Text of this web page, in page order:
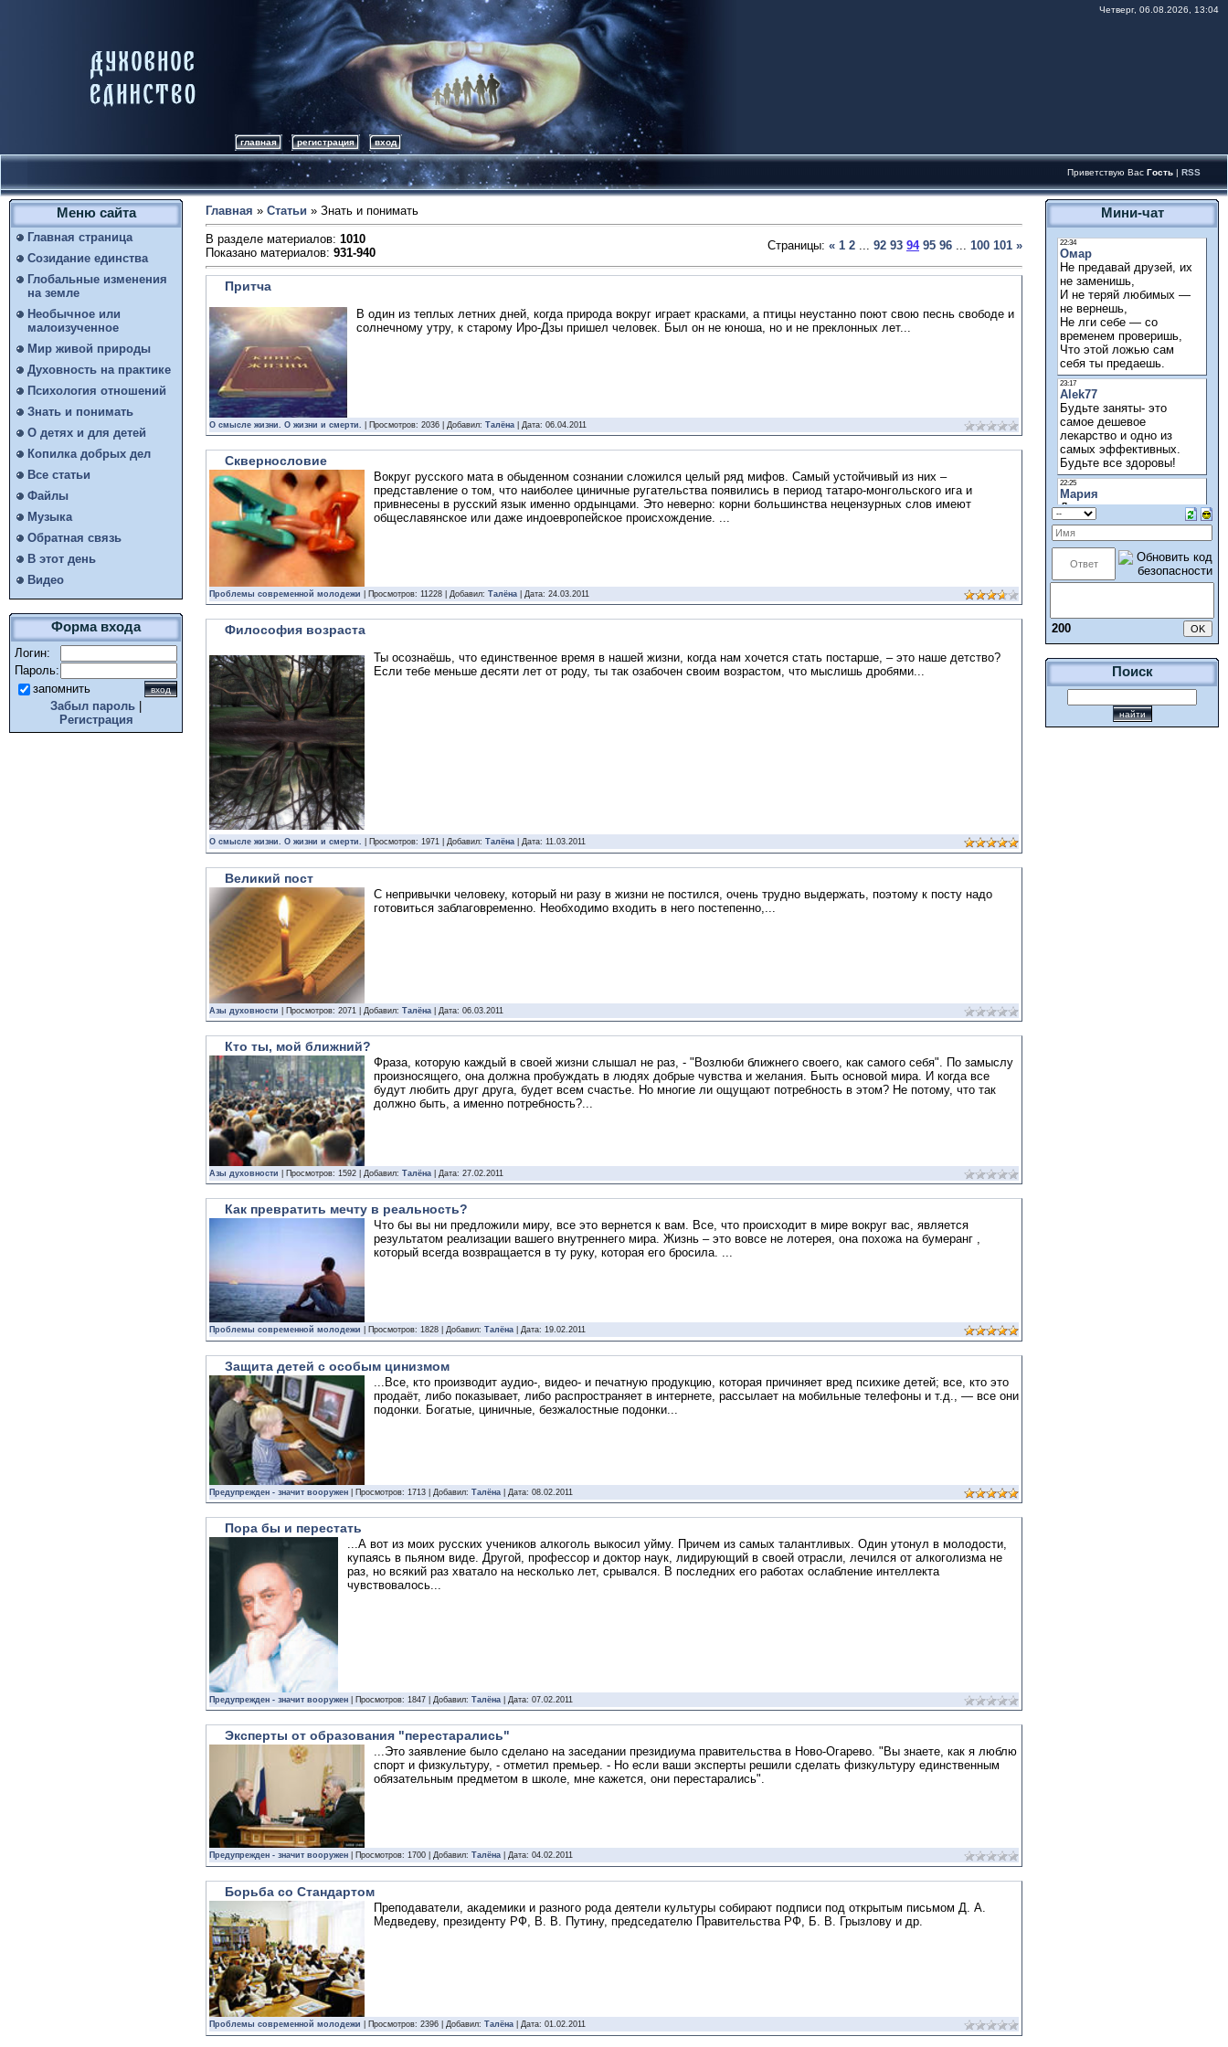
Четверг, 06.08.2026, 13:04
главная регистрация вход
Приветствую Вас Гость | RSS
Меню сайта
Главная страница
Созидание единства
Глобальные изменения
на земле
Необычное или
малоизученное
Мир живой природы
Духовность на практике
Психология отношений
Знать и понимать
О детях и для детей
Копилка добрых дел
Все статьи
Файлы
Музыка
Обратная связь
В этот день
Видео
Форма входа
Логин:
Пароль:
запомнить
Забыл пароль
Регистрация
Главная » Статьи » Знать и понимать
В разделе материалов: 1010
Показано материалов: 931-940
Страницы: « 1 2 ... 92 93 94 95 96 ... 100 101 »
Притча
В один из теплых летних дней, когда природа вокруг играет красками, а птицы неустанно поют свою песнь свободе и
солнечному утру, к старому Иро-Дзы пришел человек. Был он не юноша, но и не преклонных лет...
О смысле жизни. О жизни и смерти. | Просмотров: 2036 | Добавил: Талёна | Дата: 06.04.2011
Сквернословие
Вокруг русского мата в обыденном сознании сложился целый ряд мифов. Самый устойчивый из них –
представление о том, что наиболее циничные ругательства появились в период татаро-монгольского ига и
привнесены в русский язык именно ордынцами. Это неверно: корни большинства нецензурных слов имеют
общеславянское или даже индоевропейское происхождение. ...
Проблемы современной молодежи | Просмотров: 11228 | Добавил: Талёна | Дата: 24.03.2011
Философия возраста
Ты осознаёшь, что единственное время в нашей жизни, когда нам хочется стать постарше, – это наше детство?
Если тебе меньше десяти лет от роду, ты так озабочен своим возрастом, что мыслишь дробями...
О смысле жизни. О жизни и смерти. | Просмотров: 1971 | Добавил: Талёна | Дата: 11.03.2011
Великий пост
С непривычки человеку, который ни разу в жизни не постился, очень трудно выдержать, поэтому к посту надо
готовиться заблаговременно. Необходимо входить в него постепенно,...
Азы духовности | Просмотров: 2071 | Добавил: Талёна | Дата: 06.03.2011
Кто ты, мой ближний?
Фраза, которую каждый в своей жизни слышал не раз, - "Возлюби ближнего своего, как самого себя". По замыслу
произносящего, она должна пробуждать в людях добрые чувства и желания. Быть основой мира. И когда все
будут любить друг друга, будет всем счастье. Но многие ли ощущают потребность в этом? Не потому, что так
должно быть, а именно потребность?...
Азы духовности | Просмотров: 1592 | Добавил: Талёна | Дата: 27.02.2011
Как превратить мечту в реальность?
Что бы вы ни предложили миру, все это вернется к вам. Все, что происходит в мире вокруг вас, является
результатом реализации вашего внутреннего мира. Жизнь – это вовсе не лотерея, она похожа на бумеранг ,
который всегда возвращается в ту руку, которая его бросила. ...
Проблемы современной молодежи | Просмотров: 1828 | Добавил: Талёна | Дата: 19.02.2011
Защита детей с особым цинизмом
...Все, кто производит аудио-, видео- и печатную продукцию, которая причиняет вред психике детей; все, кто это
продаёт, либо показывает, либо распространяет в интернете, рассылает на мобильные телефоны и т.д., — все они
подонки. Богатые, циничные, безжалостные подонки...
Предупрежден - значит вооружен | Просмотров: 1713 | Добавил: Талёна | Дата: 08.02.2011
Пора бы и перестать
...А вот из моих русских учеников алкоголь выкосил уйму. Причем из самых талантливых. Один утонул в молодости,
купаясь в пьяном виде. Другой, профессор и доктор наук, лидирующий в своей отрасли, лечился от алкоголизма не
раз, но всякий раз хватало на несколько лет, срывался. В последних его работах ослабление интеллекта
чувствовалось...
Предупрежден - значит вооружен | Просмотров: 1847 | Добавил: Талёна | Дата: 07.02.2011
Эксперты от образования "перестарались"
...Это заявление было сделано на заседании президиума правительства в Ново-Огарево. "Вы знаете, как я люблю
спорт и физкультуру, - отметил премьер. - Но если ваши эксперты решили сделать физкультуру единственным
обязательным предметом в школе, мне кажется, они перестарались".
Предупрежден - значит вооружен | Просмотров: 1700 | Добавил: Талёна | Дата: 04.02.2011
Борьба со Стандартом
Преподаватели, академики и разного рода деятели культуры собирают подписи под открытым письмом Д. А.
Медведеву, президенту РФ, В. В. Путину, председателю Правительства РФ, Б. В. Грызлову и др.
Проблемы современной молодежи | Просмотров: 2396 | Добавил: Талёна | Дата: 01.02.2011
Мини-чат
200
Поиск